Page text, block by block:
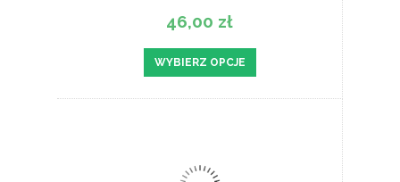
46,00 zł
WYBIERZ OPCJE